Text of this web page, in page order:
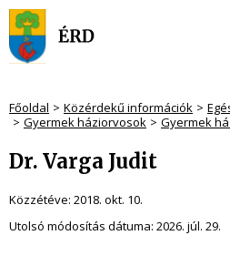
Főoldal Közérdekű információk
Gyermek háziorvosok
Gyermek
Dr. Varga Judit
Közzétéve: 2018. okt. 10.
Utolsó módosítás dátuma: 2026. júl. 29.